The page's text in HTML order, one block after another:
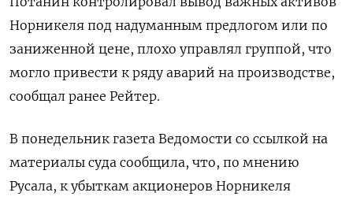
Норникеля под надуманным предлогом или по
заниженной цене, плохо управлял группой, что
могло привести к ряду аварий на производстве,
сообщал ранее Рейтер.
В понедельник газета Ведомости со ссылкой на
материалы суда сообщила, что, по мнению
Русала, к убыткам акционеров Норникеля